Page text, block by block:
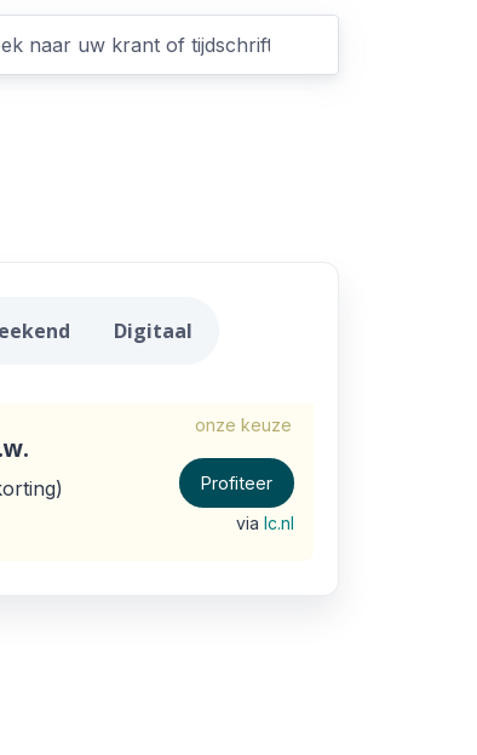
Courant
Digitaal
onze keuze
Profiteer
via lc.nl